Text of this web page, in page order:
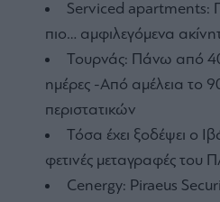
Serviced apartments:
πιο… αμφιλεγόμενα
Τουρνάς: Πάνω από
ημέρες -Από αμέλεια το
περιστατικών
Τόσα έχει ξοδέψει ο
φετινές μεταγραφές του
Cenergy: Piraeus